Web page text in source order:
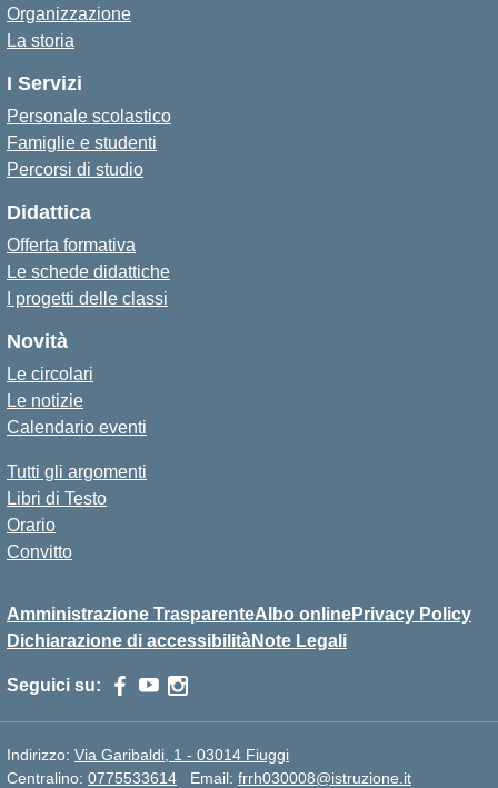
Organizzazione
La storia
I Servizi
Personale scolastico
Famiglie e studenti
Percorsi di studio
Didattica
Offerta formativa
Le schede didattiche
I progetti delle classi
Novità
Le circolari
Le notizie
Calendario eventi
Tutti gli argomenti
Libri di Testo
Orario
Convitto
Amministrazione TrasparenteAlbo onlinePrivacy Policy
Dichiarazione di accessibilitàNote Legali
Seguici su:
Indirizzo: Via Garibaldi, 1 - 03014 Fiuggi
Centralino: 0775533614 Email: frrh030008@istruzione.it